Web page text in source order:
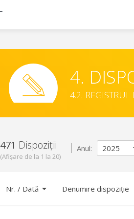
4.
4.2.
471 Dispoziții
(Afișare de la 1 la 20)
Anul:
Nr. / Dată Denumire dispoziție